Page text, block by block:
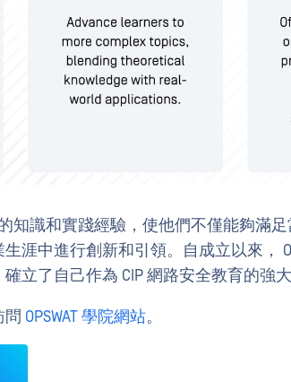
的知識和實踐經驗，使他們不僅能夠滿
涯中進行創新和引領。自成立以來，
立了自己作為 CIP 網路安全教育的強大
問 OPSWAT 學院網站。